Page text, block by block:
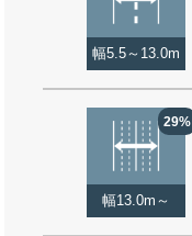
幅5.5～13.0m
29%
幅13.0m～